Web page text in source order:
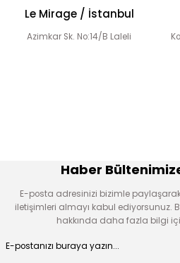
Organze Çiçek Nakışlı Tensel Abaya
Le Mirage / İstanbul
Azimkar Sk. No:14/B Laleli
Haber
E-posta adresinizi bizimle
iletişimleri almayı kabul ediyorsunuz.
hakkında daha fazla bilgi